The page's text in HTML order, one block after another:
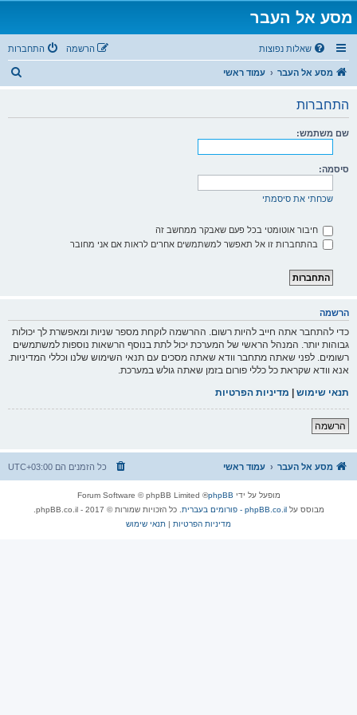
מסע אל העבר
שאלות נפוצות התחברות הרשמה
מסע אל העבר עמוד ראשי
התחברות
שם משתמש:
סיסמה:
שכחתי את סיסמתי
חיבור אוטומטי בכל פעם שאבקר ממחשב זה
בהתחברות זו אל תאפשר למשתמשים אחרים לראות אם אני מחובר
הרשמה
כדי להתחבר אתה חייב להיות רשום. ההרשמה לוקחת מספר שניות ומאפשרת לך יכולות
גבוהות יותר. המנהל הראשי של המערכת יכול לתת בנוסף הרשאות נוספות למשתמשים
רשומים. לפני שאתה מתחבר וודא שאתה מסכים עם תנאי השימוש שלנו וכללי המדיניות.
אנא וודא שקראת כל כללי פורום בזמן שאתה גולש במערכת.
תנאי שימוש | מדיניות הפרטיות
הרשמה
מסע אל העבר עמוד ראשי כל הזמנים הם UTC+03:00
מופעל על ידי phpBB
® Forum Software © phpBB Limited
מבוסס עלphpBB.co.il - פורומים בעברית
. כל הזכויות שמורות © 2017 - phpBB.co.il.
מדיניות הפרטיות | תנאי שימוש